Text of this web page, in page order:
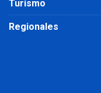
Turismo
Regionales